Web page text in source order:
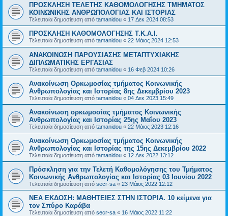
ΠΡΟΣΚΛΗΣΗ ΤΕΛΕΤΗΣ ΚΑΘΟΜΟΛΟΓΗΣΗΣ ΤΜΗΜΑΤΟΣ
ΚΟΙΝΩΝΙΚΗΣ ΑΝΘΡΩΠΟΛΟΓΙΑΣ ΚΑΙ ΙΣΤΟΡΙΑΣ
Τελευταία δημοσίευση από tamanidou « 17 Δεκ 2024 08:53
ΠΡΟΣΚΛΗΣΗ ΚΑΘΟΜΟΛΟΓΗΣΗΣ Τ.Κ.Α.Ι.
Τελευταία δημοσίευση από tamanidou « 22 Μάιος 2024 12:53
ΑΝΑΚΟΙΝΩΣΗ ΠΑΡΟΥΣΙΑΣΗΣ ΜΕΤΑΠΤΥΧΙΑΚΗΣ
ΔΙΠΛΩΜΑΤΙΚΗΣ ΕΡΓΑΣΙΑΣ
Τελευταία δημοσίευση από tamanidou « 16 Φεβ 2024 10:26
Ανακοίνωση Ορκωμοσίας τμήματος Κοινωνικής
Ανθρωπολογίας και Ιστορίας 8ης Δεκεμβρίου 2023
Τελευταία δημοσίευση από tamanidou « 04 Δεκ 2023 15:49
Ανακοίνωση ορκωμοσίας τμήματος Κοινωνικής
Ανθρωπολογίας και Ιστορίας 25ης Μαΐου 2023
Τελευταία δημοσίευση από tamanidou « 22 Μάιος 2023 12:16
Ανακοίνωση Ορκωμοσίας τμήματος Κοινωνικής
Ανθρωπολογίας και Ιστορίας της 15ης Δεκεμβρίου 2022
Τελευταία δημοσίευση από tamanidou « 12 Δεκ 2022 13:12
Πρόσκληση για την Τελετή Καθομολόγησης του Τμήματος
Κοινωνικής Ανθρωπολογίας και Ιστορίας 03 Ιουνίου 2022
Τελευταία δημοσίευση από secr-sa « 23 Μάιος 2022 12:12
ΝΕΑ ΕΚΔΟΣΗ: ΜΑΘΗΤΕΙΕΣ ΣΤΗΝ ΙΣΤΟΡΙΑ. 10 κείμενα για
τον Σπύρο Καράβα
Τελευταία δημοσίευση από secr-sa « 16 Μάιος 2022 11:22